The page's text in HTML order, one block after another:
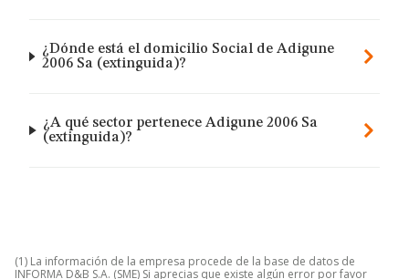
¿Dónde está el domicilio Social de Adigune
2006 Sa (extinguida)?
¿A qué sector pertenece Adigune 2006 Sa
(extinguida)?
(1) La información de la empresa procede de la base de datos de
INFORMA D&B S.A. (SME) Si aprecias que existe algún error por favor